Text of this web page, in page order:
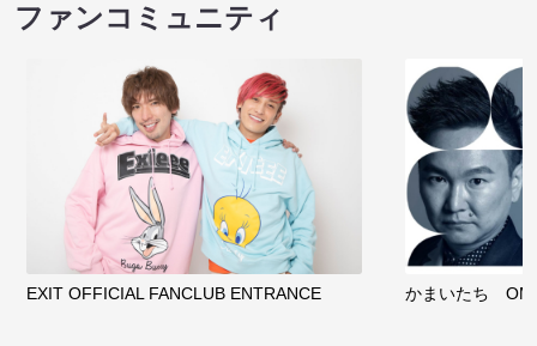
ファンコミュニティ
EXIT OFFICIAL FANCLUB ENTRANCE かまいたち